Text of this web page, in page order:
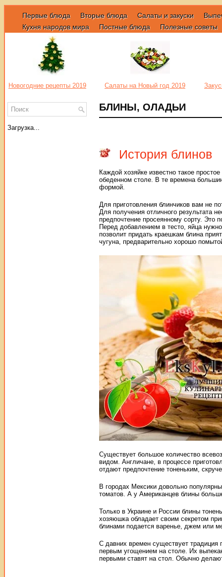
Первые блюда Вторые блюда Салаты и закуски
Кухня народов мира
Постные блюда Полезные советы
Новогодние рецепты 2019 Салаты на Новый год 2019
БЛИНЫ, ОЛАДЬИ
История блинов
Каждой хозяйке известно такое
обеденном столе. В те времена
формой.
Для приготовления блинчиков вам не
Для получения отличного результата
предпочтение просеянному сорту. Это
Перед добавлением в тесто, яйца
позволит придать краешкам блина
чугуна, предварительно хорошо
Существует большое количество
видом. Англичане, в процессе
отдают предпочтение тоненьким,
В городах Мексики довольно
томатов. А у Американцев блины
Только в Украине и России блины
хозяюшка обладает своим секретом
блинами подается варенье, джем или
С давних времен существует традиция
первым угощением на столе. Их
первыми ставят на стол. Обычно
Загрузка...